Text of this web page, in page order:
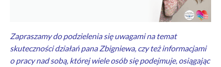
Zapraszamy do podzielenia się uwagami na temat
skuteczności działań pana Zbigniewa, czy też informacjami
o pracy nad sobą, której wiele osób się podejmuje, osiągając